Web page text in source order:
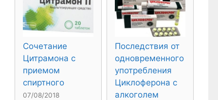
Сочетание
Цитрамона с
приемом
спиртного
07/08/2018
Последствия от
одновременного
употребления
Циклоферона с
алкоголем